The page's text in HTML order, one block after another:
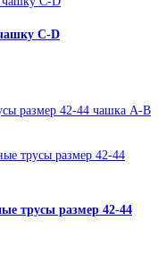
С-D
трусы размер 42-44